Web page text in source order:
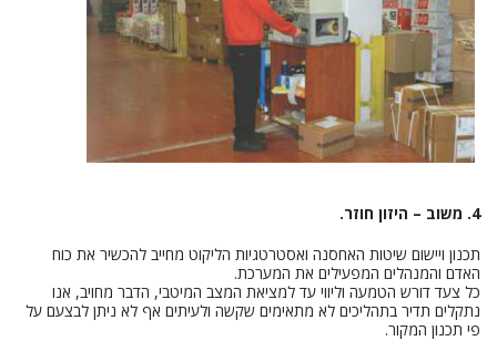
4. משוב – היזון חוזר.
תכנון ויישום שיטות האחסנה ואסטרטגיות הליקוט מחייב להכשיר את כוח
האדם והמנהלים המפעילים את המערכת.
כל צעד דורש הטמעה וליווי עד למציאת המצב המיטבי, הדבר מחויב, אנו
נתקלים תדיר בתהליכים לא מתאימים שקשה ולעיתים אף לא ניתן לבצעם על
פי תכנון המקור.